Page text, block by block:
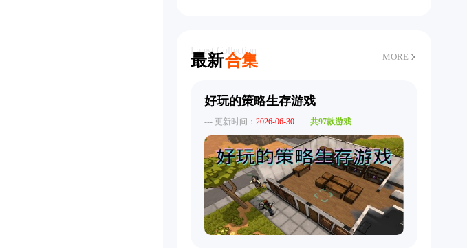
最新合集
Latest Collection
MORE
好玩的策略生存游戏
--- 更新时间： 2026-06-30 共97款游戏